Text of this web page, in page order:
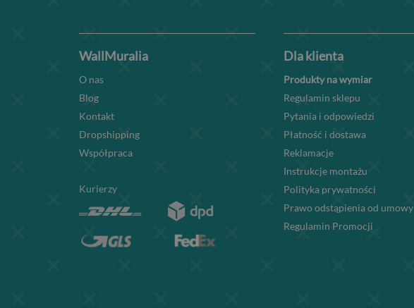
WallMuralia
O nas
Blog
Kontakt
Dropshipping
Współpraca
Kurierzy
Dla klienta
Produkty na wymiar
Regulamin sklepu
Pytania i odpowiedzi
Płatność i dostawa
Reklamacje
Instrukcje montażu
Polityka prywatności
Prawo odstąpienia od umowy
Regulamin Promocji